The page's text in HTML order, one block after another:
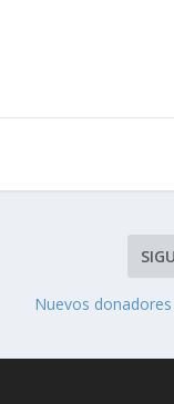
Nuevos